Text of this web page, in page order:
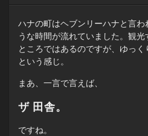
ハナの町はヘブンリーハナと言わ
うな時間が流れていました。観
ところではあるのですが、ゆっ
という感じ。
まあ、一言で言えば、
ザ 田舎。
ですね。